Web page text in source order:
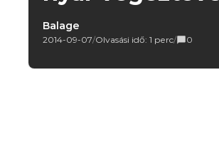
Balage
2014-09-07/Olvasási idő: 1 perc/ 0